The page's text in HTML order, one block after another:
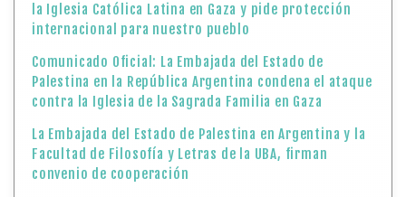
la Iglesia Católica Latina en Gaza y pide protección
internacional para nuestro pueblo
Comunicado Oficial: La Embajada del Estado de
Palestina en la República Argentina condena el ataque
contra la Iglesia de la Sagrada Familia en Gaza
La Embajada del Estado de Palestina en Argentina y la
Facultad de Filosofía y Letras de la UBA, firman
convenio de cooperación